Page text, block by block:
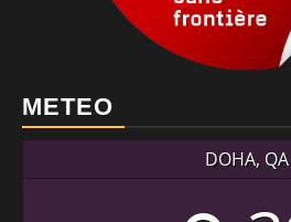
METEO
DOHA, QA